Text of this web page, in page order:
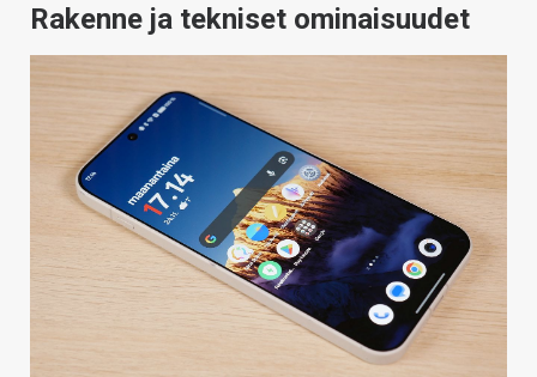
Rakenne ja tekniset ominaisuudet